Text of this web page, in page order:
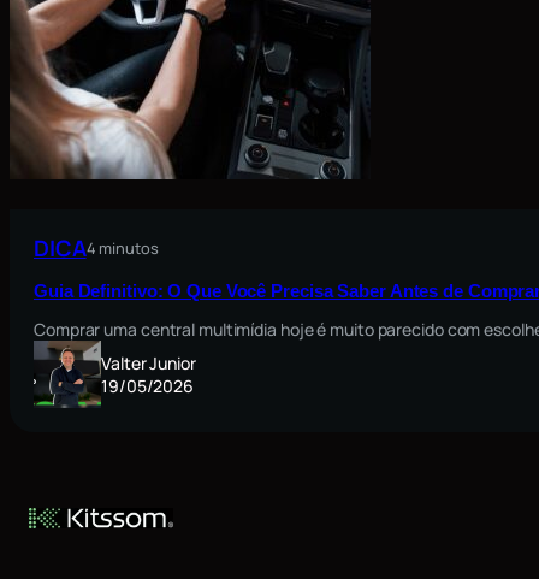
DICA4 minutos
Guia Definitivo: O Que Você Precisa Saber Antes de
Comprar uma central multimídia hoje é muito parecido com
Valter Junior
19/05/2026